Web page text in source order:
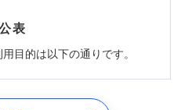
表
目的は以下の通りです。